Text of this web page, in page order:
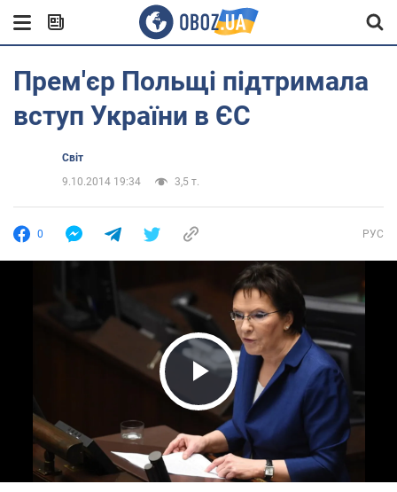
Прем'єр Польщі підтримала
вступ України в ЄС
Світ
9.10.2014 19:34
3,5 т.
0 РУС
Play Video